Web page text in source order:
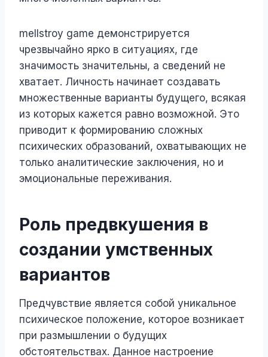
mellstroy game демонстрируется
чрезвычайно ярко в ситуациях, где
значимость значительны, а сведений не
хватает. Личность начинает создавать
множественные варианты будущего, всякая
из которых кажется равно возможной. Это
приводит к формированию сложных
психических образований, охватывающих не
только аналитические заключения, но и
эмоциональные переживания.
Роль предвкушения в
создании умственных
вариантов
Предчувствие является собой уникальное
психическое положение, которое возникает
при размышлении о будущих
обстоятельствах. Данное настроение